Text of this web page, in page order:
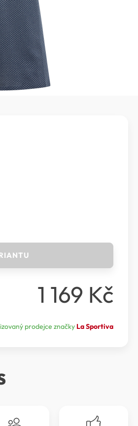
1 169 Kč
prodejce značky La Sportiva